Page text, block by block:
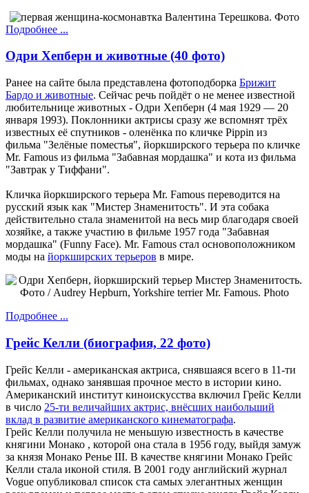
Подробнее ...
Одри Хепберн и животные (40 фото)
Ранее на сайте была представлена фотоподборка Брижит
Бардо и животные. Сейчас речь пойдёт о не менее известной
любительнице животных - Одри Хепберн (4 мая 1929 — 20
января 1993). Поклонники актрисы сразу же вспомнят трёх
известных её спутников - оленёнка по кличке Pippin из
фильма "Зелёные поместья", йоркширского терьера по кличке
Mr. Famous из фильма "Забавная мордашка" и кота из фильма
"Завтрак у Тиффани".
Кличка йоркширского терьера Mr. Famous переводится на
русский язык как "Мистер Знаменитость". И эта собака
действительно стала знаменитой на весь мир благодаря своей
хозяйке, а также участию в фильме 1957 года "Забавная
мордашка" (Funny Face). Mr. Famous стал основоположником
моды на йоркширских терьеров в мире.
Подробнее ...
Грейс Келли (биография, 22 фото)
Грейс Келли - американская актриса, снявшаяся всего в 11-ти
фильмах, однако занявшая прочное место в истории кино.
Американский институт киноискусства включил Грейс Келли
в число 25-ти величайших актрис, внёсших наибольший
вклад в развитие американского кинематографа.
Грейс Келли получила не меньшую известность в качестве
княгини Монако , которой она стала в 1956 году, выйдя замуж
за князя Монако Ренье III. В качестве княгини Монако Грейс
Келли стала иконой стиля. В 2001 году английский журнал
Vogue опубликовал список ста самых элегантных женщин